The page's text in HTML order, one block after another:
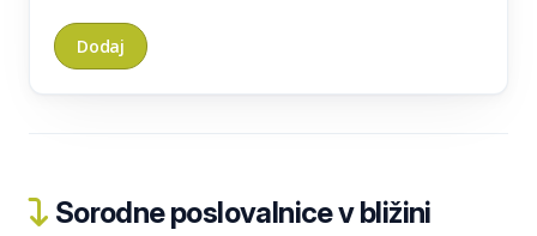
Sorodne poslovalnice v bližini